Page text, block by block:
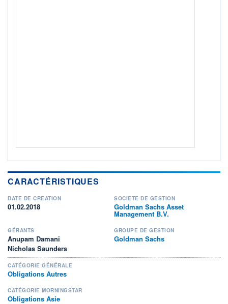
CARACTÉRISTIQUES
DATE DE CRÉATION
01.02.2018
SOCIÉTÉ DE GESTION
Goldman Sachs Asset
Management B.V.
GÉRANTS
Anupam Damani
Nicholas Saunders
GROUPE DE GESTION
Goldman Sachs
CATÉGORIE GÉNÉRALE
Obligations Autres
CATÉGORIE MORNINGSTAR
Obligations Asie